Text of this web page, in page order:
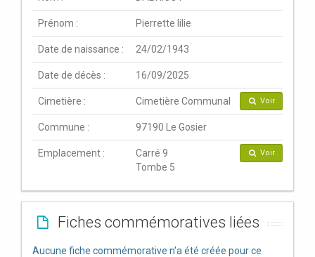
Prénom : Pierrette lilie
Date de naissance : 24/02/1943
Date de décès : 16/09/2025
Cimetière : Cimetière Communal Voir
Commune : 97190 Le Gosier
Emplacement :
Carré 9
Tombe 5
Voir
Fiches commémoratives liées
Aucune fiche commémorative n'a été créée pour ce